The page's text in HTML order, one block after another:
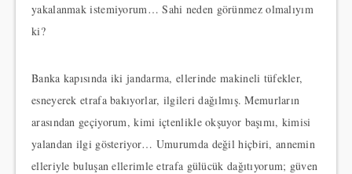
yakalanmak istemiyorum… Sahi neden görünmez olmalıyım
ki?
Banka kapısında iki jandarma, ellerinde makineli tüfekler,
esneyerek etrafa bakıyorlar, ilgileri dağılmış. Memurların
arasından geçiyorum, kimi içtenlikle okşuyor başımı, kimisi
yalandan ilgi gösteriyor… Umurumda değil hiçbiri, annemin
elleriyle buluşan ellerimle etrafa gülücük dağıtıyorum; güven